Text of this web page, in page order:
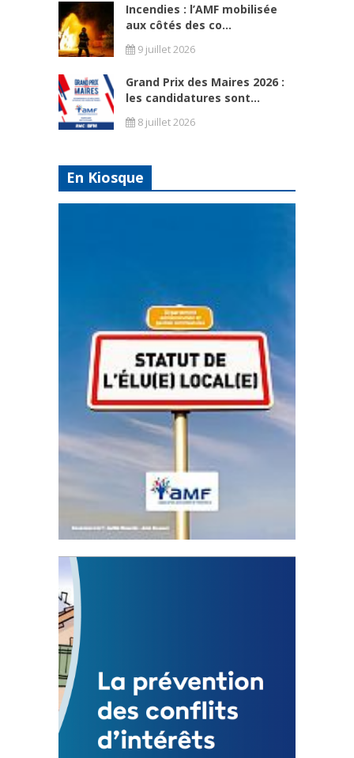
Incendies : l’AMF mobilisée
aux côtés des co...
9 juillet 2026
Grand Prix des Maires 2026 :
les candidatures sont...
8 juillet 2026
En Kiosque
Statut de l’élu local
3 avril 2024
Mise à jour avril 2024
FEUILLETER